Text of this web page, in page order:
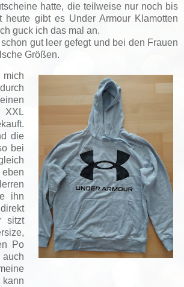
hatte, die teilweise nur noch bis
heute gibt es Under Armour Klamotten
guck ich das mal an.
gut leer gefegt und bei den Frauen
Größen.
XXL
die
bei
ihn
sitzt
Po
auch